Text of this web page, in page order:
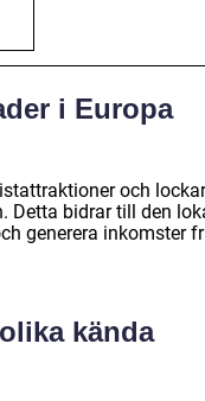
i Europa
och lockar
Detta bidrar till den
generera inkomster
kända